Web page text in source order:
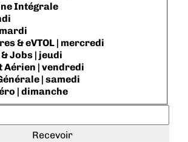
Intégrale
& eVTOL | mercredi
Jobs | jeudi
Aérien | vendredi
| samedi
| dimanche